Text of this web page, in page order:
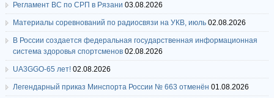
Регламент ВС по СРП в Рязани 03.08.2026
Материалы соревнований по радиосвязи на УКВ, июль 02.08.2026
В России создается федеральная государственная информационная
система здоровья спортсменов 02.08.2026
UA3GGO-65 лет! 02.08.2026
Легендарный приказ Минспорта России № 663 отменён 01.08.2026